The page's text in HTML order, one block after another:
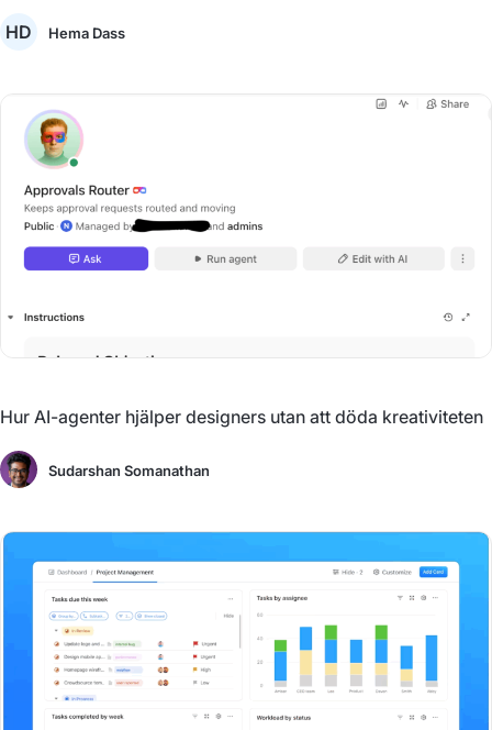
HD Hema Dass
Hur AI-agenter hjälper designers utan att döda kreativiteten
Sudarshan Somanathan